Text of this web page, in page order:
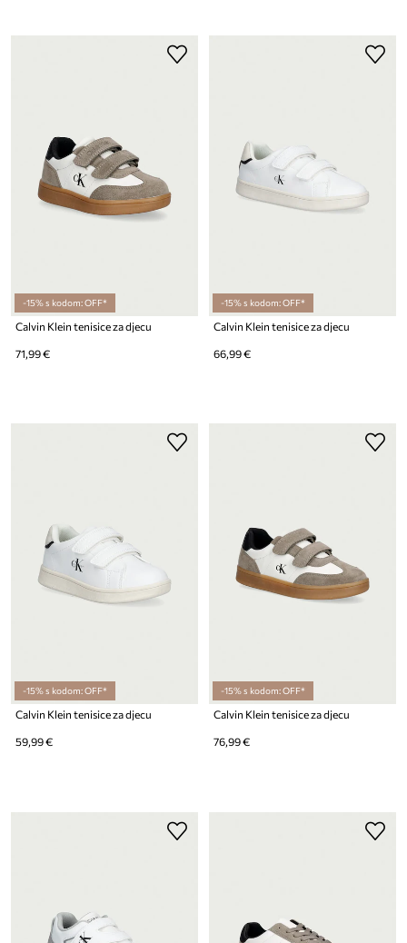
-15% s kodom: OFF*
Calvin Klein tenisice za djecu
71,99 €
-15% s kodom: OFF*
Calvin Klein tenisice za djecu
66,99 €
-15% s kodom: OFF*
Calvin Klein tenisice za djecu
59,99 €
-15% s kodom: OFF*
Calvin Klein tenisice za djecu
76,99 €